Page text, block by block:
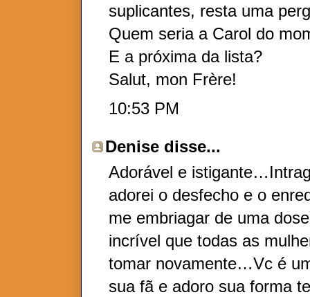
suplicantes, resta uma
Quem seria a Carol do
E a próxima da lista?
Salut, mon Frère!
10:53 PM
Denise disse...
Adorável e
adorei o desfecho e o
me embriagar de uma
incrível que todas as
tomar novamente…Vc é
sua fã e adoro sua forma